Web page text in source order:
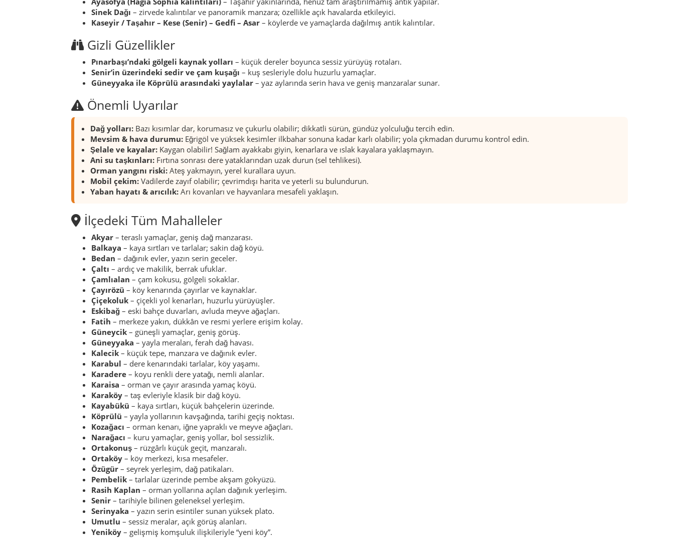
Sinek Dağı – zirvede kalıntılar ve panoramik manzara; özellikle açık havalarda etkileyici.
Kaseyir / Taşahır – Kese (Senir) – Gedfi – Asar – köylerde ve yamaçlarda dağılmış antik kalıntılar.
Gizli Güzellikler
Pınarbaşı’ndaki gölgeli kaynak yolları – küçük dereler boyunca sessiz yürüyüş rotaları.
Senir’in üzerindeki sedir ve çam kuşağı – kuş sesleriyle dolu huzurlu yamaçlar.
Güneyyaka ile Köprülü arasındaki yaylalar – yaz aylarında serin hava ve geniş manzaralar sunar.
Önemli Uyarılar
Dağ yolları: Bazı kısımlar dar, korumasız ve çukurlu olabilir; dikkatli sürün, gündüz yolculuğu tercih edin.
Mevsim & hava durumu: Eğrigöl ve yüksek kesimler ilkbahar sonuna kadar karlı olabilir; yola çıkmadan durumu kontrol edin.
Şelale ve kayalar: Kaygan olabilir! Sağlam ayakkabı giyin, kenarlara ve ıslak kayalara yaklaşmayın.
Ani su taşkınları: Fırtına sonrası dere yataklarından uzak durun (sel tehlikesi).
Orman yangını riski: Ateş yakmayın, yerel kurallara uyun.
Mobil çekim: Vadilerde zayıf olabilir; çevrimdışı harita ve yeterli su bulundurun.
Yaban hayatı & arıcılık: Arı kovanları ve hayvanlara mesafeli yaklaşın.
İlçedeki Tüm Mahalleler
Akyar – teraslı yamaçlar, geniş dağ manzarası.
Balkaya – kaya sırtları ve tarlalar; sakin dağ köyü.
Bedan – dağınık evler, yazın serin geceler.
Çaltı – ardıç ve makilik, berrak ufuklar.
Çamlıalan – çam kokusu, gölgeli sokaklar.
Çayırözü – köy kenarında çayırlar ve kaynaklar.
Çiçekoluk – çiçekli yol kenarları, huzurlu yürüyüşler.
Eskibağ – eski bahçe duvarları, avluda meyve ağaçları.
Fatih – merkeze yakın, dükkân ve resmi yerlere erişim kolay.
Güneycik – güneşli yamaçlar, geniş görüş.
Güneyyaka – yayla meraları, ferah dağ havası.
Kalecik – küçük tepe, manzara ve dağınık evler.
Karabul – dere kenarındaki tarlalar, köy yaşamı.
Karadere – koyu renkli dere yatağı, nemli alanlar.
Karaisa – orman ve çayır arasında yamaç köyü.
Karaköy – taş evleriyle klasik bir dağ köyü.
Kayabükü – kaya sırtları, küçük bahçelerin üzerinde.
Köprülü – yayla yollarının kavşağında, tarihi geçiş noktası.
Kozağacı – orman kenarı, iğne yapraklı ve meyve ağaçları.
Narağacı – kuru yamaçlar, geniş yollar, bol sessizlik.
Ortakonuş – rüzgârlı küçük geçit, manzaralı.
Ortaköy – köy merkezi, kısa mesafeler.
Özügür – seyrek yerleşim, dağ patikaları.
Pembelik – tarlalar üzerinde pembe akşam gökyüzü.
Rasih Kaplan – orman yollarına açılan dağınık yerleşim.
Senir – tarihiyle bilinen geleneksel yerleşim.
Serinyaka – yazın serin esintiler sunan yüksek plato.
Umutlu – sessiz meralar, açık görüş alanları.
Yeniköy – gelişmiş komşuluk ilişkileriyle “yeni köy”.